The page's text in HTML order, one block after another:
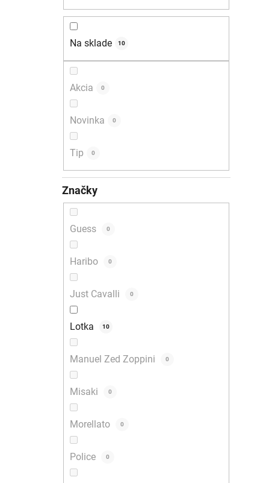
Na sklade 10
Akcia 0
Novinka 0
Tip 0
Značky
Guess 0
Haribo 0
Just Cavalli 0
Lotka 10
Manuel Zed Zoppini 0
Misaki 0
Morellato 0
Police 0